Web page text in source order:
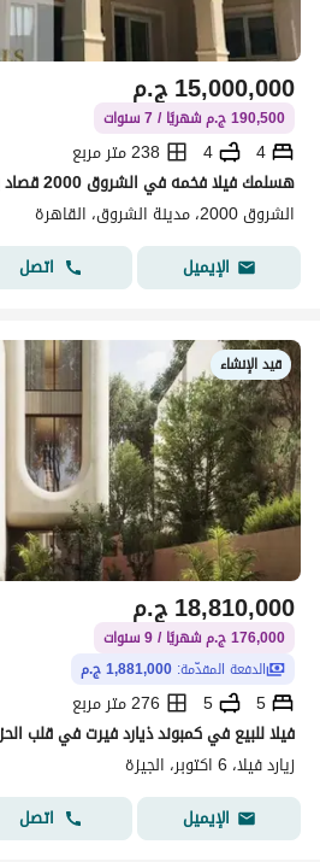
ج.م15,000,000
190,500 ج.م شهريًا / 7 سنوات
4
4
238 متر مربع
الشروق 2000، مدينة الشروق، القاهرة
الإيميل
اتصل
قيد الإنشاء
ج.م18,810,000
176,000 ج.م شهريًا / 9 سنوات
الدفعة المقدّمة: 1,881,000 ج.م
5
5
276 متر مربع
زيارد فيلا، 6 اكتوبر، الجيزة
الإيميل
اتصل